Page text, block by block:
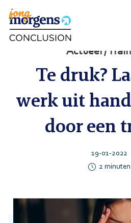
Actueel /
Te druk?
werk uit
door een
19-01-2022
2 minuten